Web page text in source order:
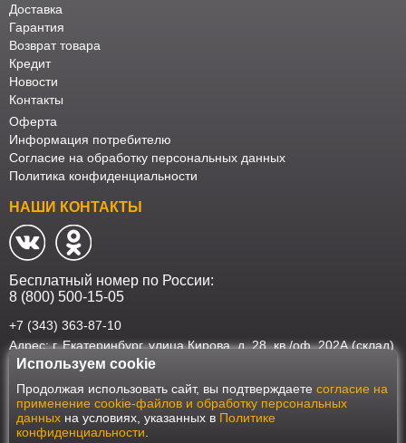
Доставка
Гарантия
Возврат товара
Кредит
Новости
Контакты
Оферта
Информация потребителю
Согласие на обработку персональных данных
Политика конфиденциальности
НАШИ КОНТАКТЫ
Бесплатный номер по России:
8 (800) 500-15-05
+7 (343) 363-87-10
Адрес: г. Екатеринбург, улица Кирова, д. 28, кв./оф. 202А (склад)
Наш интернет-магазин работает в соответствии с требованиями
Федерального закона от 27 июля 2006 года №152-ФЗ "О персональных
данных". Оформить заказ на сайте Мебеласка возможно только при
наличии согласия на обработку Ваших персональных данных. Для
улучшения работы сайта и его взаимодействия с пользователями мы
Используем cookie
Продолжая использовать сайт, вы подтверждаете согласие на
применение cookie-файлов и обработку персональных
данных на условиях, указанных в Политике
конфиденциальности